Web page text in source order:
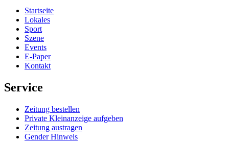
Startseite
Lokales
Sport
Szene
Events
E-Paper
Kontakt
Service
Zeitung bestellen
Private Kleinanzeige aufgeben
Zeitung austragen
Gender Hinweis